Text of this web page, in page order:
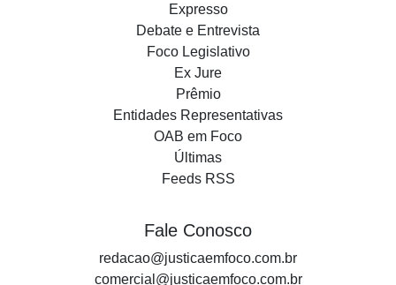
Expresso
Debate e Entrevista
Foco Legislativo
Ex Jure
Prêmio
Entidades Representativas
OAB em Foco
Últimas
Feeds RSS
Fale Conosco
redacao@justicaemfoco.com.br
comercial@justicaemfoco.com.br